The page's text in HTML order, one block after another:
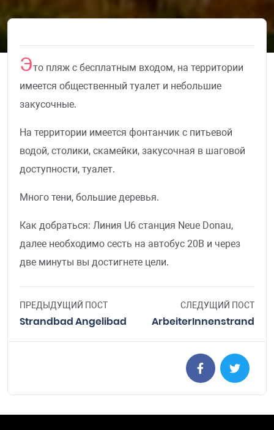
Это пляж с бесплатным входом, на территории
имеется общественный туалет и небольшие
закусочные.
На территории имеется фонтанчик с питьевой
водой, столики, скамейки, закусочная в шаговой
доступности, туалет.
Много тени, большие деревья.
Как добраться: Линия U6 станция Neue Donau,
далее необходимо сесть на автобус 20B и через
две минуты вы достигнете цели.
ПРЕДЫДУЩИЙ ПОСТ
Strandbad Angelibad
СЛЕДУЩИЙ ПОСТ
ArbeiterInnenstrand